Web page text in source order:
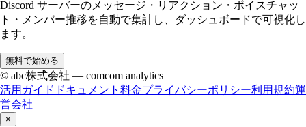
Discord サーバーのメッセージ・リアクション・ボイスチャッ
ト・メンバー推移を自動で集計し、ダッシュボードで可視化し
ます。
無料で始める
© abc株式会社 — comcom analytics
活用ガイド ドキュメント 料金プライバシーポリシー利用規約運
営会社
×